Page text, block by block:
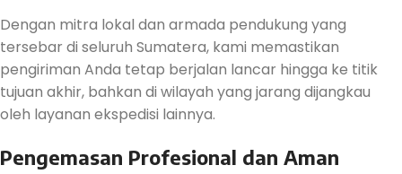
Dengan mitra lokal dan armada pendukung yang
tersebar di seluruh Sumatera, kami memastikan
pengiriman Anda tetap berjalan lancar hingga ke titik
tujuan akhir, bahkan di wilayah yang jarang dijangkau
oleh layanan ekspedisi lainnya.
Pengemasan Profesional dan Aman